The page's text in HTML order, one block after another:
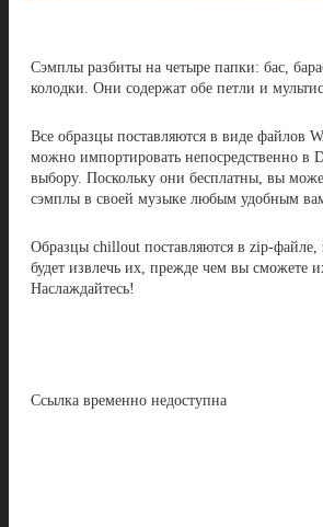
Сэмплы разбиты на четыре папки: бас,
колодки. Они содержат обе петли и
Все образцы поставляются в виде файлов
можно импортировать непосредственно в
выбору. Поскольку они бесплатны, вы
сэмплы в своей музыке любым удобным
Образцы chillout поставляются в zip-
будет извлечь их, прежде чем вы сможете
Наслаждайтесь!
Ссылка временно недоступна